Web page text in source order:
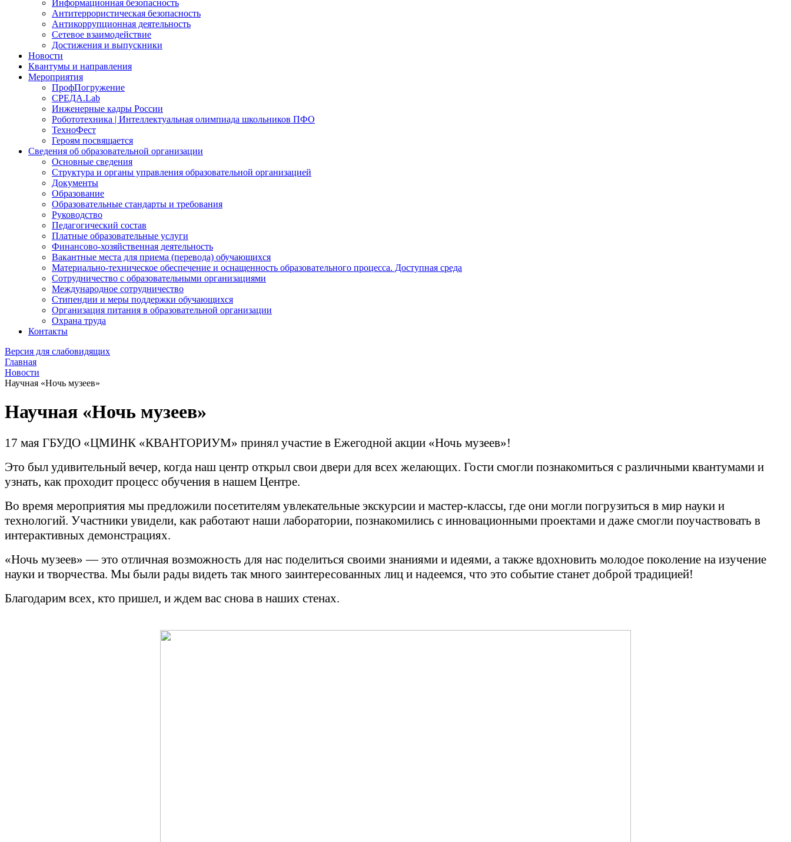
Информационная безопасность
Антитеррористическая безопасность
Антикоррупционная деятельность
Сетевое взаимодействие
Достижения и выпускники
Новости
Квантумы и направления
Мероприятия
ПрофПогружение
СРЕДА.Lab
Инженерные кадры России
Робототехника | Интеллектуальная олимпиада школьников ПФО
ТехноФест
Героям посвящается
Сведения об образовательной организации
Основные сведения
Структура и органы управления образовательной организацией
Документы
Образование
Образовательные стандарты и требования
Руководство
Педагогический состав
Платные образовательные услуги
Финансово-хозяйственная деятельность
Вакантные места для приема (перевода) обучающихся
Материально-техническое обеспечение и оснащенность образовательного процесса. Доступная среда
Сотрудничество с образовательными организациями
Международное сотрудничество
Стипендии и меры поддержки обучающихся
Организация питания в образовательной организации
Охрана труда
Контакты
Версия для слабовидящих
Главная
Новости
Научная «Ночь музеев»
Научная «Ночь музеев»
17 мая ГБУДО «ЦМИНК «КВАНТОРИУМ» принял участие в Ежегодной акции «Ночь музеев»!
Это был удивительный вечер, когда наш центр открыл свои двери для всех желающих. Гости смогли познакомиться с различными квантумами и
узнать, как проходит процесс обучения в нашем Центре.
Во время мероприятия мы предложили посетителям увлекательные экскурсии и мастер-классы, где они могли погрузиться в мир науки и
технологий. Участники увидели, как работают наши лаборатории, познакомились с инновационными проектами и даже смогли поучаствовать в
интерактивных демонстрациях.
«Ночь музеев» — это отличная возможность для нас поделиться своими знаниями и идеями, а также вдохновить молодое поколение на изучение
науки и творчества. Мы были рады видеть так много заинтересованных лиц и надеемся, что это событие станет доброй традицией!
Благодарим всех, кто пришел, и ждем вас снова в наших стенах.